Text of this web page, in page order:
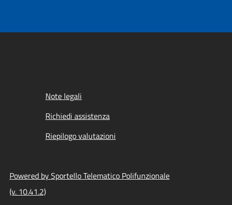
Note legali
Richiedi assistenza
Riepilogo valutazioni
Powered by Sportello Telematico Polifunzionale
(v. 10.41.2)